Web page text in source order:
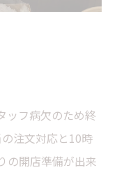
ッフ病欠のため終
注文対応と10時
の開店準備が出来